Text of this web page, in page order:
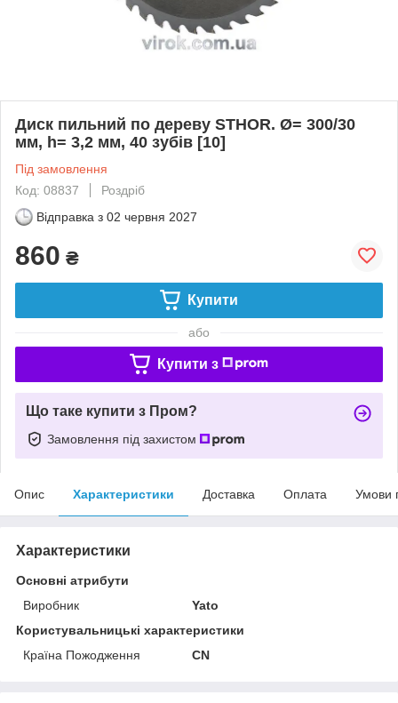
Диск пильний по дереву STHOR. Ø= 300/30
мм, h= 3,2 мм, 40 зубів [10]
Під замовлення
Код: 08837
Роздріб
Відправка з 02 червня 2027
860 ₴
Купити
або
Купити з
Що таке купити з Пром?
Замовлення під захистом
Опис Характеристики Доставка Оплата Умови
Характеристики
Основні атрибути
Виробник
Yato
Користувальницькі характеристики
Країна Пожодження
CN